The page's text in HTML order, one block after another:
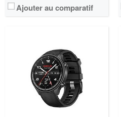
Ajouter au comparatif